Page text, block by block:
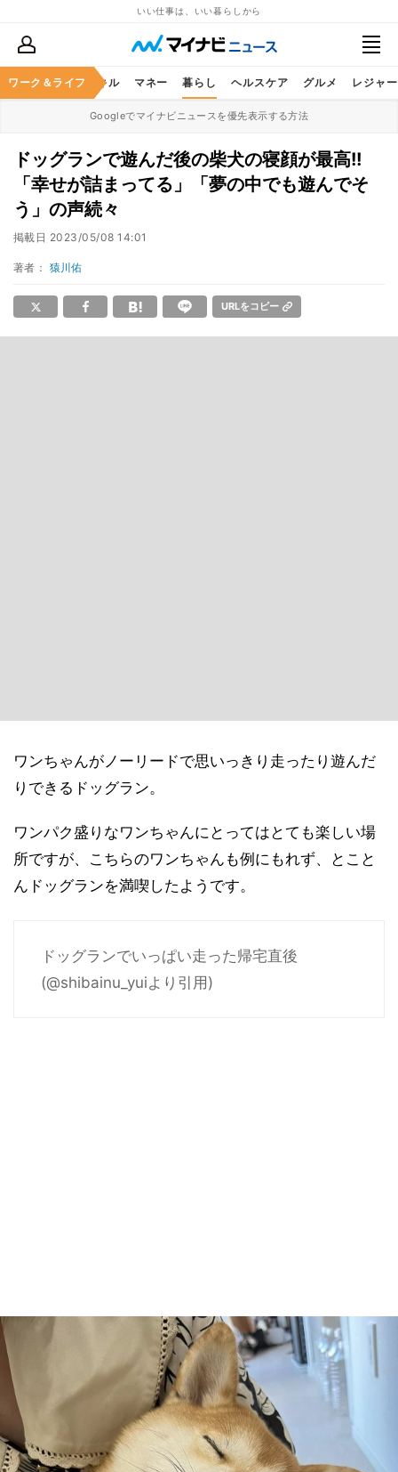
いい仕事は、いい暮らしから
ワーク＆ライフ
ア ビジネススキル マネー 暮らし ヘルスケア グルメ レジャー
Googleでマイナビニュースを優先表示する方法
ドッグランで遊んだ後の柴犬の寝顔が最高!!
「幸せが詰まってる」「夢の中でも遊んでそ
う」の声続々
掲載日 2023/05/08 14:01
著者： 猿川佑
URLをコピー
ワンちゃんがノーリードで思いっきり走ったり遊んだ
りできるドッグラン。
ワンパク盛りなワンちゃんにとってはとても楽しい場
所ですが、こちらのワンちゃんも例にもれず、とこと
んドッグランを満喫したようです。
ドッグランでいっぱい走った帰宅直後
(@shibainu_yuiより引用)